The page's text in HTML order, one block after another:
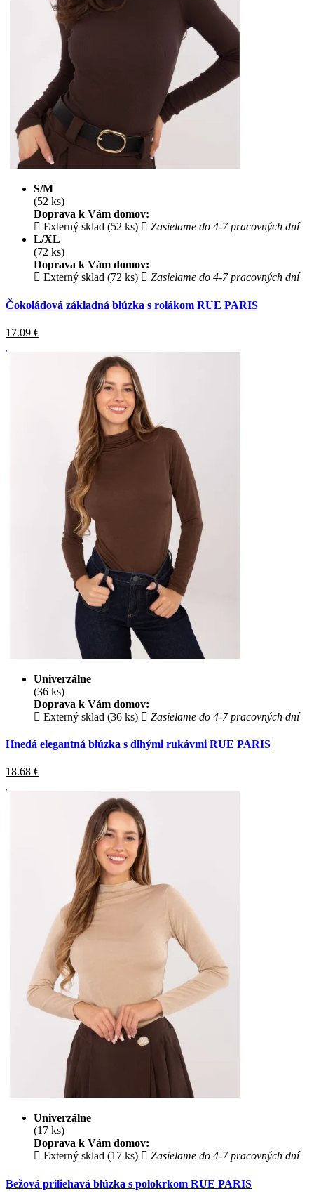
S/M
(52 ks)
Doprava k Vám domov:
Externý sklad (52 ks)
Zasielame do 4-7 pracovných dní
L/XL
(72 ks)
Doprava k Vám domov:
Externý sklad (72 ks)
Zasielame do 4-7 pracovných dní
Čokoládová základná blúzka s rolákom RUE PARIS
17.09 €
Univerzálne
(36 ks)
Doprava k Vám domov:
Externý sklad (36 ks)
Zasielame do 4-7 pracovných dní
Hnedá elegantná blúzka s dlhými rukávmi RUE PARIS
18.68 €
Univerzálne
(17 ks)
Doprava k Vám domov:
Externý sklad (17 ks)
Zasielame do 4-7 pracovných dní
Bežová priliehavá blúzka s polokrkom RUE PARIS